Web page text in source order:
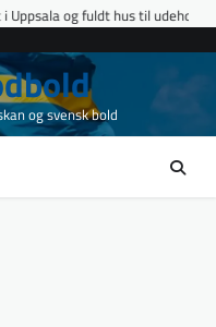
udeholdene i topopgør
og svensk bold